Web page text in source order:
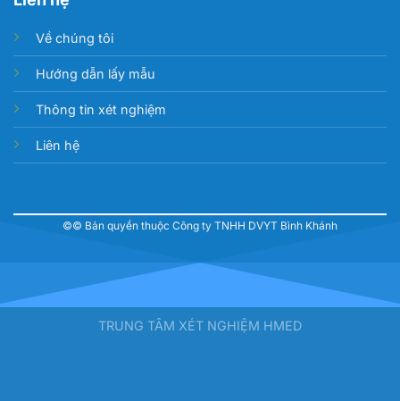
Về chúng tôi
Hướng dẫn lấy mẫu
Thông tin xét nghiệm
Liên hệ
©© Bản quyền thuộc Công ty TNHH DVYT Bình Khánh
TRUNG TÂM XÉT NGHIỆM HMED